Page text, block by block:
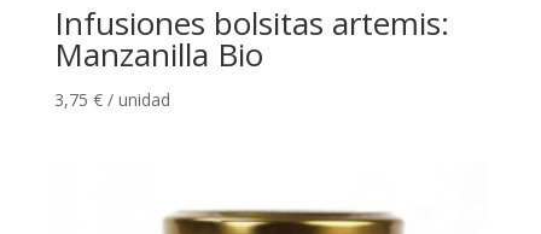
Infusiones bolsitas artemis:
Manzanilla Bio
3,75 € / unidad